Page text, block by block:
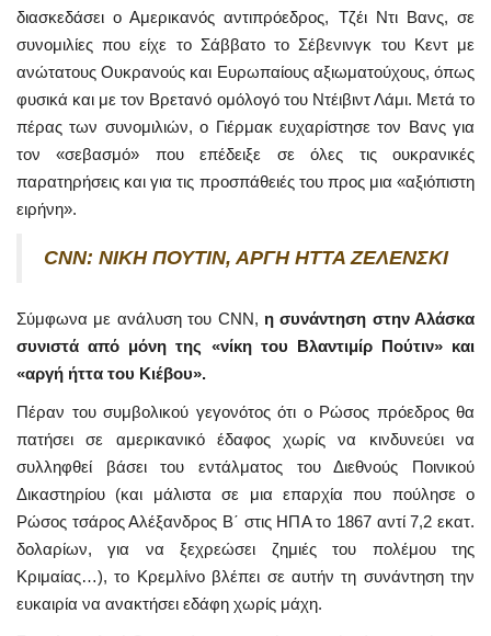
διασκεδάσει ο Αμερικανός αντιπρόεδρος, Τζέι Ντι Βανς, σε
συνομιλίες που είχε το Σάββατο το Σέβενινγκ του Κεντ με
ανώτατους Ουκρανούς και Ευρωπαίους αξιωματούχους, όπως
φυσικά και με τον Βρετανό ομόλογό του Ντέιβιντ Λάμι. Μετά το
πέρας των συνομιλιών, ο Γιέρμακ ευχαρίστησε τον Βανς για
τον «σεβασμό» που επέδειξε σε όλες τις ουκρανικές
παρατηρήσεις και για τις προσπάθειές του προς μια «αξιόπιστη
ειρήνη».
CNN: ΝΙΚΗ ΠΟΥΤΙΝ, ΑΡΓΗ ΗΤΤΑ ΖΕΛΕΝΣΚΙ
Σύμφωνα με ανάλυση του CNN, η συνάντηση στην Αλάσκα
συνιστά από μόνη της «νίκη του Βλαντιμίρ Πούτιν» και
«αργή ήττα του Κιέβου».
Πέραν του συμβολικού γεγονότος ότι ο Ρώσος πρόεδρος θα
πατήσει σε αμερικανικό έδαφος χωρίς να κινδυνεύει να
συλληφθεί βάσει του εντάλματος του Διεθνούς Ποινικού
Δικαστηρίου (και μάλιστα σε μια επαρχία που πούλησε ο
Ρώσος τσάρος Αλέξανδρος Β΄ στις ΗΠΑ το 1867 αντί 7,2 εκατ.
δολαρίων, για να ξεχρεώσει ζημιές του πολέμου της
Κριμαίας…), το Κρεμλίνο βλέπει σε αυτήν τη συνάντηση την
ευκαιρία να ανακτήσει εδάφη χωρίς μάχη.